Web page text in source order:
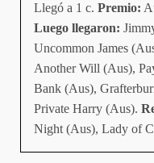
Llegó a 1 c. Premio:
Luego llegaron:
Uncommon James
Another Will (Aus),
Bank (Aus),
Private Harry (Aus).
Night (Aus), Lady of